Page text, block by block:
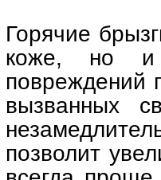
Горячие
коже, но и
повреждений
вызванных
позволит